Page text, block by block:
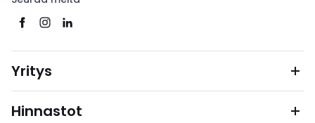
Yritys
Hinnastot